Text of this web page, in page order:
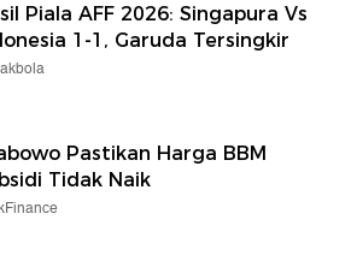
Piala AFF 2026: Singapura Vs
1-1, Garuda Tersingkir
Pastikan Harga BBM
Tidak Naik